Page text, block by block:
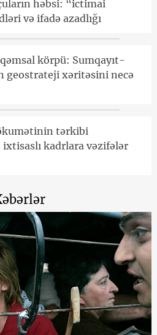
həbsi: “ictimai
və ifadə azadlığı
körpü: Sumqayıt-
geostrateji xəritəsini necə
tərkibi
kadrlara vəzifələr